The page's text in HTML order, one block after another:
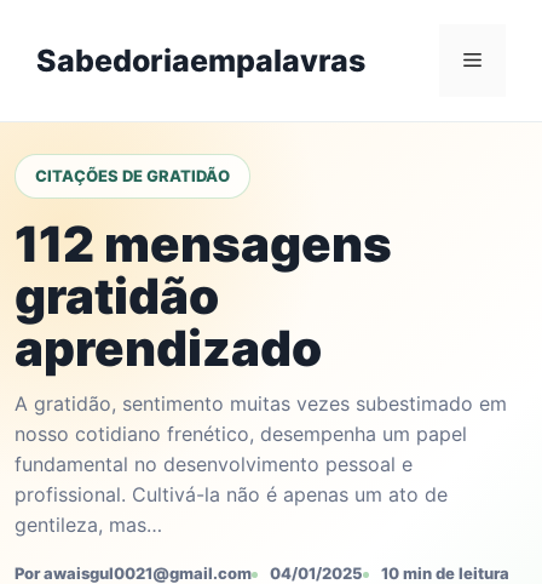
contentSabedoriaempalavras Menu
CITAÇÕES DE GRATIDÃO
112 mensagens
gratidão
aprendizado
A gratidão, sentimento muitas vezes subestimado em
nosso cotidiano frenético, desempenha um papel
fundamental no desenvolvimento pessoal e
profissional. Cultivá-la não é apenas um ato de
gentileza, mas…
Por awaisgul0021@gmail.com 04/01/2025 10 min de leitura